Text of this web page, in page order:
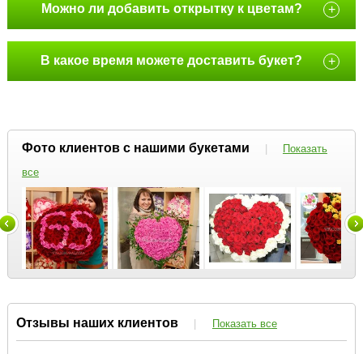
Можно ли добавить открытку к цветам? +
В какое время можете доставить букет? +
Фото клиентов с нашими букетами |
Показать
все
Отзывы наших клиентов | Показать все